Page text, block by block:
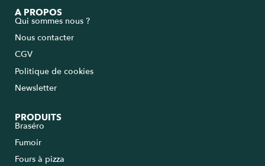
A PROPOS
Qui sommes nous ?
Nous contacter
CGV
Politique de cookies
Newsletter
PRODUITS
Braséro
Fumoir
Fours à pizza